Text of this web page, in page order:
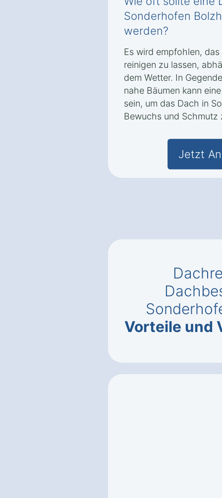
Sonderhofen
werden?
Es wird empfohlen,
reinigen zu lassen,
dem Wetter. In
nahe Bäumen kann
sein, um das Dach in
Bewuchs und Schmutz
Jetzt
Vorteile und